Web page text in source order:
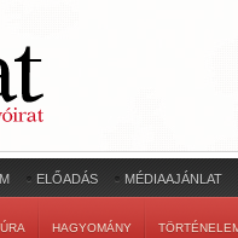
ELŐADÁS MÉDIAAJÁNLAT
HAGYOMÁNY